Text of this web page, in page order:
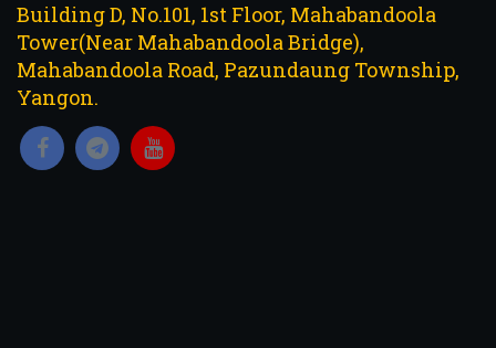
Building D, No.101, 1st Floor, Mahabandoola
Tower(Near Mahabandoola Bridge),
Mahabandoola Road, Pazundaung Township,
Yangon.